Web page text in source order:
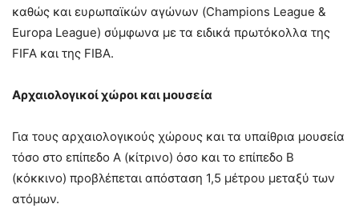
καθώς και ευρωπαϊκών αγώνων (Champions League &
Europa League) σύμφωνα με τα ειδικά πρωτόκολλα της
FIFA και της FIBA.
Αρχαιολογικοί χώροι και μουσεία
Για τους αρχαιολογικούς χώρους και τα υπαίθρια μουσεία
τόσο στο επίπεδο Α (κίτρινο) όσο και το επίπεδο Β
(κόκκινο) προβλέπεται απόσταση 1,5 μέτρου μεταξύ των
ατόμων.